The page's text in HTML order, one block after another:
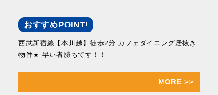
おすすめPOINT!
西武新宿線【本川越】徒歩2分 カフェダイニング居抜き
物件★ 早い者勝ちです！！
MORE >>